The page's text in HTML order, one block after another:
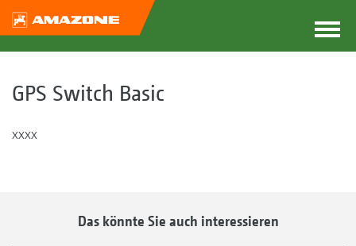
GPS Switch Basic
xxxx
Das könnte Sie auch interessieren